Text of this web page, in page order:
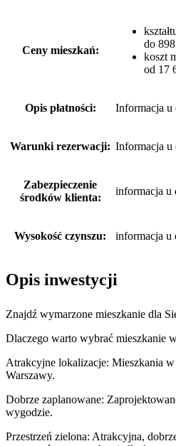
Ceny mieszkań:
do
koszt
od 17
Opis płatności: Informacja u
Warunki rezerwacji: Informacja u
Zabezpieczenie
środków klienta:
informacja u
Wysokość czynszu: informacja u
Opis inwestycji
Znajdź wymarzone mieszkanie dla
Dlaczego warto wybrać mieszkanie
Atrakcyjne lokalizacje: Mieszkania
Warszawy.
Dobrze zaplanowane:
wygodzie.
Przestrzeń zielona: Atrakcyjna,